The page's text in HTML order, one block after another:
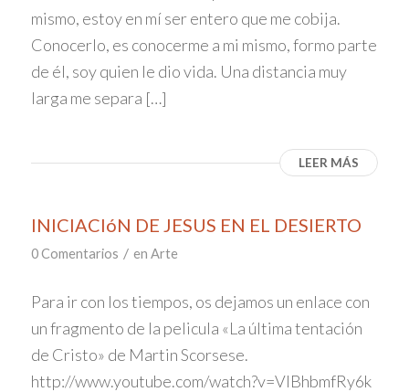
mismo, estoy en mí ser entero que me cobija.
Conocerlo, es conocerme a mi mismo, formo parte
de él, soy quien le dio vida. Una distancia muy
larga me separa […]
LEER MÁS
INICIACIóN DE JESUS EN EL DESIERTO
0 Comentarios / en Arte
Para ir con los tiempos, os dejamos un enlace con
un fragmento de la pelicula «La última tentación
de Cristo» de Martin Scorsese.
http://www.youtube.com/watch?v=VlBhbmfRy6k